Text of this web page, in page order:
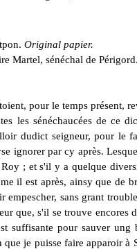
Original papier.
Martel, sénéchal de Périgord.
pour le temps présent,
les sénéchaucées de ce
dudict seigneur, pour le
ignorer par cy après.
; et s'il y a quelque
il est après, ainsy que de
empescher, sans grant
s'il se trouve encores
pour sauver
je puisse faire apparoir à